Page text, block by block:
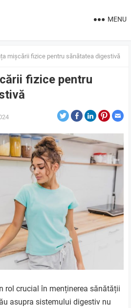
MENU
mișcării fizice pentru sănătatea digestivă
fizice pentru
rol crucial în menținerea sănătății
asupra sistemului digestiv nu